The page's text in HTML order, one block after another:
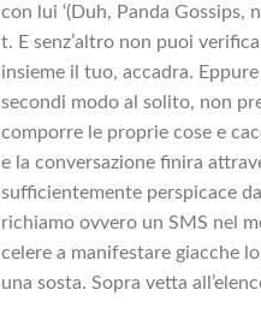
con lui ‘(Duh, Panda Gossips,
t. E senz’altro non puoi
insieme il tuo, accadra.
secondi modo al solito, non
comporre le proprie cose e
e la conversazione finira
sufficientemente perspicace
richiamo ovvero un SMS nel
celere a manifestare giacche
una sosta. Sopra vetta